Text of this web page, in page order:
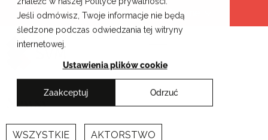
Jeśli odmówisz, Twoje informacje nie będą
śledzone podczas odwiedzania tej witryny
internetowej.
Ustawienia plików cookie
Zaakceptuj Odrzuć
Przejdź
treści
Krakowskie Szkoły Artystyczne
Newsy
WSZYSTKIE AKTORSTWO